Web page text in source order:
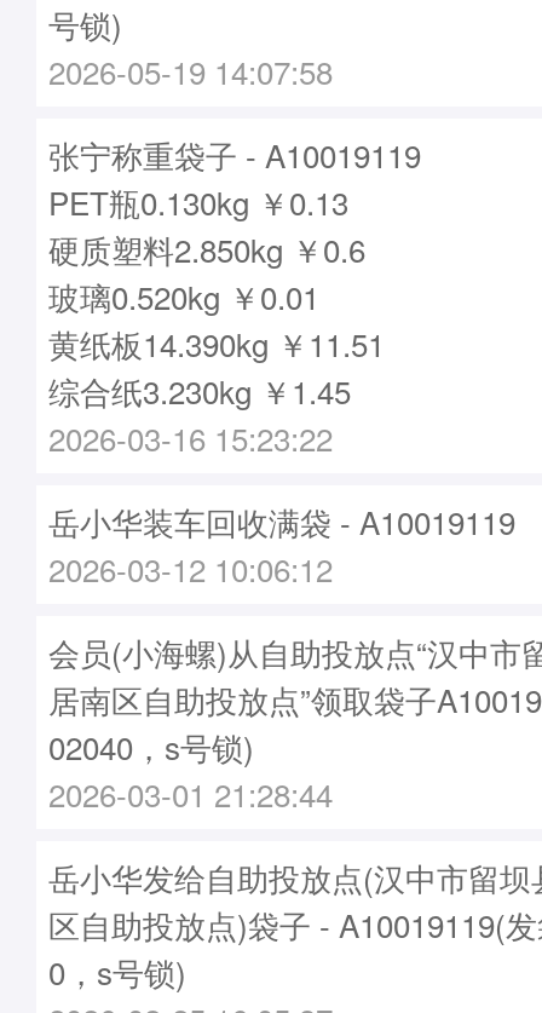
号锁)
2026-05-19 14:07:58
张宁称重袋子 - A10019119
PET瓶0.130kg ￥0.13
硬质塑料2.850kg ￥0.6
玻璃0.520kg ￥0.01
黄纸板14.390kg ￥11.51
综合纸3.230kg ￥1.45
2026-03-16 15:23:22
岳小华装车回收满袋 - A10019119
2026-03-12 10:06:12
会员(小海螺)从自助投放点“汉中市
居南区自助投放点”领取袋子
02040，s号锁)
2026-03-01 21:28:44
岳小华发给自助投放点(汉中市留
区自助投放点)袋子 - A10019119(
0，s号锁)